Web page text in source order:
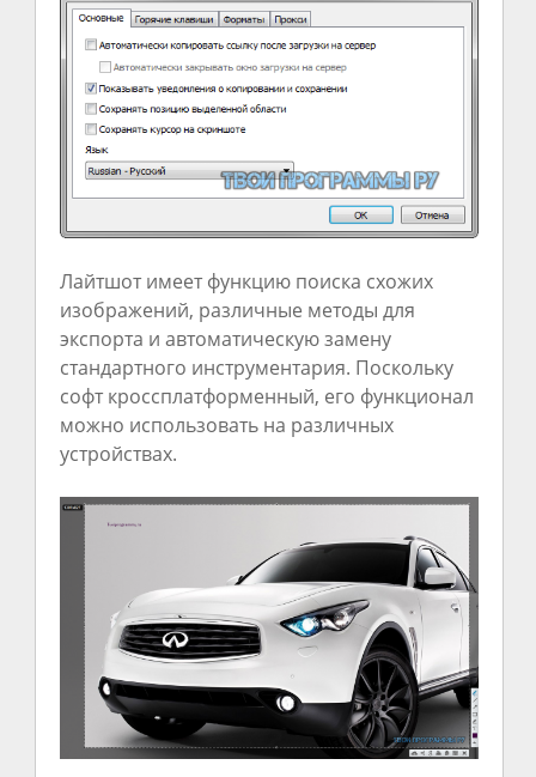
Лайтшот имеет функцию поиска схожих
изображений, различные методы для
экспорта и автоматическую замену
стандартного инструментария. Поскольку
софт кроссплатформенный, его функционал
можно использовать на различных
устройствах.